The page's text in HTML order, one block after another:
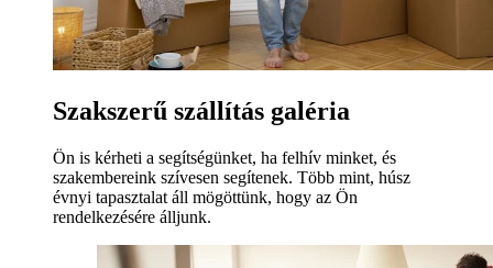
Szakszerű szállítás galéria
Ön is kérheti a segítségünket, ha felhív minket, és
szakembereink szívesen segítenek. Több mint, húsz
évnyi tapasztalat áll mögöttünk, hogy az Ön
rendelkezésére álljunk.